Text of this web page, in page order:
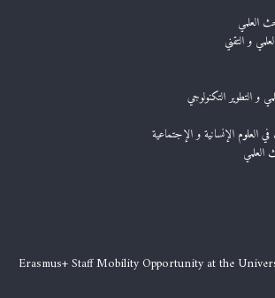
العلمي
و التقني
و التطوير التكنولوجي
في العلوم الإنسانية و الإجتماعية
العلمي
Erasmus+ Staff Mobility Opportunity at the